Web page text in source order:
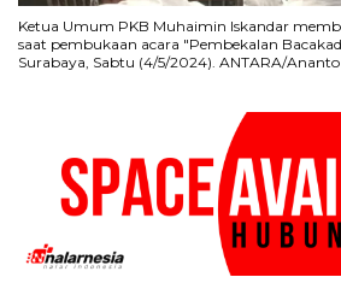
Ketua Umum PKB Muhaimin Iskandar
saat pembukaan acara "Pembekalan
Surabaya, Sabtu (4/5/2024). ANTARA/